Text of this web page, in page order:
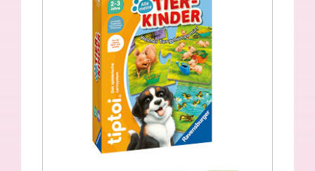
tiptoi® Alle meine Tierkinder